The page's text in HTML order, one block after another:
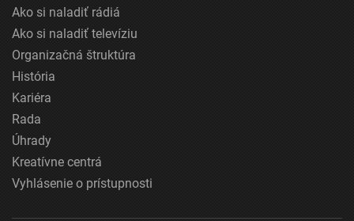
Ako si naladiť rádiá
Ako si naladiť televíziu
Organizačná štruktúra
História
Kariéra
Rada
Úhrady
Kreatívne centrá
Vyhlásenie o prístupnosti